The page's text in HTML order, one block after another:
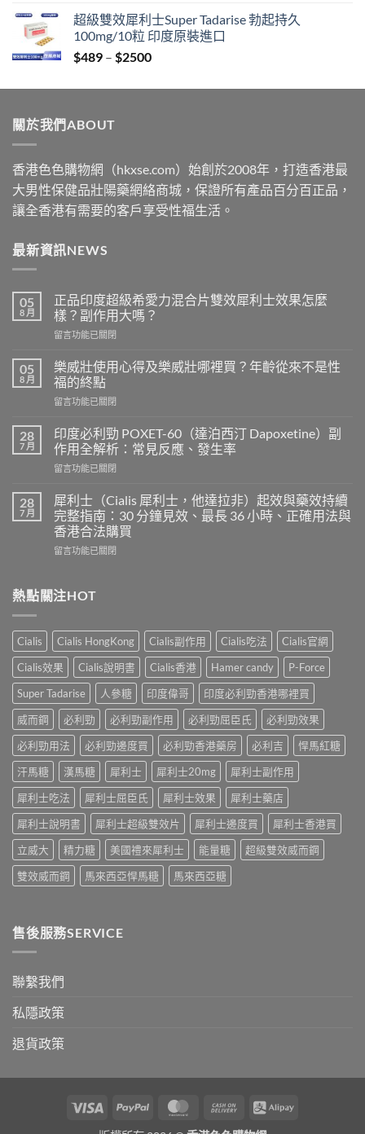
$399
through
$2199
超級雙效犀利士Super Tadarise 勃起持久
100mg/10粒 印度原裝進口
$489 – $2500Price
$489
關於我們ABOUT
香港色色購物網（hkxse.com）始創於2008年，打造香港最
大男性保健品壯陽藥網絡商城，保證所有產品百分百正品，
讓全香港有需要的客戶享受性福生活。
最新資訊NEWS
05
8 月
正品印度超級希愛力混合片雙效犀利士效果怎麼
樣？副作用大嗎？
在
品
印
度
超
希
愛
力
混
片
雙
效
利
果
樣？
副
作
用
大
嗎？〉
留言功能已關閉
05
8 月
樂威壯使用心得及樂威壯哪裡買？年齡從來不是性
福的終點
在
威
壯
使
用
得
及
樂
威
壯
買？
從
來
不
是
性
福
終
點〉
中
留言功能已關閉
28
7 月
印度必利勁 POXET-60（達泊西汀 Dapoxetine）副
作用全解析：常見反應、發生率
在
度
必
利
勁
POXET-
西
副
作
用
全
解
析：
見
反
應、
生
率〉
中
留言功能已關閉
28
7 月
犀利士（Cialis 犀利士，他達拉非）起效與藥效持續
完整指南：30 分鐘見效、最長 36 小時、正確用法與
香港合法購買
在
士
（Cialis
利
士，
他
達
拉
非）
效
與
藥
持
續
完
整
指
南：
30
分
效、
最
小
正
確
法
香
留言功能已關閉
熱點關注HOT
Cialis Cialis HongKong Cialis副作用 Cialis吃法
Cialis官網
Cialis效果
Cialis說明書 Cialis香港 Hamer candy
P-Force
Super Tadarise
人參糖 印度偉哥
印度必利勁香港哪裡買
威而鋼
必利勁 必利勁副作用 必利勁屈臣氏
必利勁效果
必利勁用法
必利勁邊度買 必利勁香港藥房 必利吉
悍馬紅糖
汗馬糖
漢馬糖 犀利士 犀利士20mg
犀利士副作用
犀利士吃法
犀利士屈臣氏 犀利士效果
犀利士藥店
犀利士說明書
犀利士超級雙效片 犀利士邊度買
犀利士香港買
立威大
精力糖 美國禮來犀利士 能量糖
超級雙效威而鋼
雙效威而鋼
馬來西亞悍馬糖 馬來西亞糖
售後服務SERVICE
聯繫我們
私隱政策
退貨政策
Visa PayPal MasterCardCash
Alipay